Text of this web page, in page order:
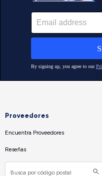
Proveedores
Encuentra Proveedores
Reseñas